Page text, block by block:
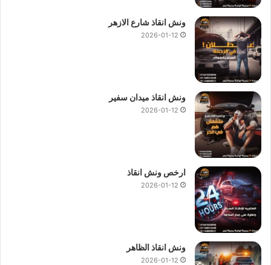
ونش انقاذ شارع الازهر
2026-01-12
ونش انقاذ ميدان سفير
2026-01-12
ارخص ونش انقاذ
2026-01-12
ونش انقاذ الظاهر
2026-01-12